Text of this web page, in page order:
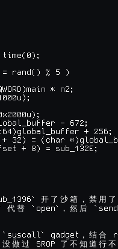
rand() % 5 )
* n2;
- 672;
+ 256;
32) = (char
+ 8) = sub_132E;
开 了 沙 箱 ， 禁 用 了
代 替 `open` ， 然 后
`syscall` gadget ， 结 合
没 做 过 SROP 了 不 知 道 行 不